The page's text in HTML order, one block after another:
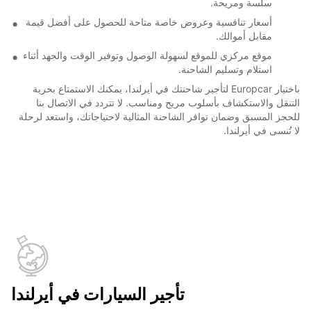
سلسة ومريحة.
أسعار تنافسية وعروض خاصة متاحة للحصول على أفضل قيمة
مقابل أموالك.
موقع مركزي للموقع لسهولة الوصول وتوفير الوقت والجهد أثناء
استلام وتسليم الشاحنة.
باختيار Europcar لتأجير شاحنتك في أيرلندا، يمكنك الاستمتاع بحرية
التنقل والاستكشاف بأسلوب مريح ومناسب. لا تتردد في الاتصال بنا
للحجز المسبق وضمان توافر الشاحنة المثالية لاحتياجاتك، واستعد لرحلة
لا تُنسى في أيرلندا.
تأجير السيارات في أيرلندا